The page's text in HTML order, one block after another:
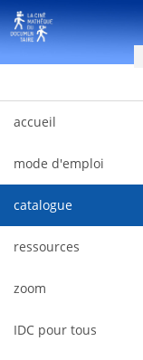
Saut au contenu
accueil
mode d'emploi
catalogue
ressources
zoom
IDC pour tous